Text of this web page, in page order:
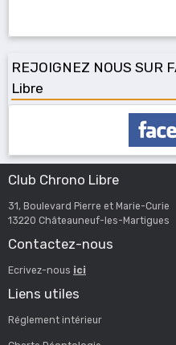
REJOIGNEZ NOUS SUR
Libre
Club Chrono Libre
31, Boulevard Pierre et Marie-Curie
13220 Châteauneuf-les-Martigues
Contactez-nous
Ecrivez-nous ici
Liens utiles
Réglement intérieur